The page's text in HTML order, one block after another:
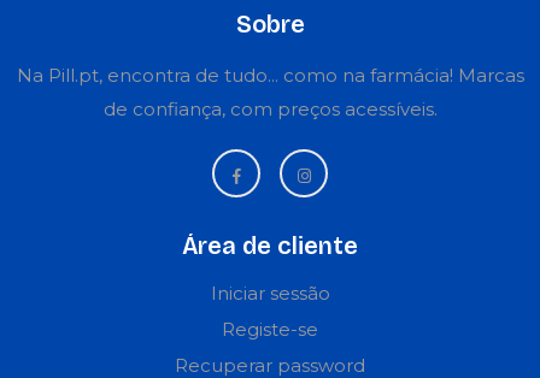
Sobre
Na Pill.pt, encontra de tudo... como na farmácia! Marcas
de confiança, com preços acessíveis.
Área de cliente
Iniciar sessão
Registe-se
Recuperar password